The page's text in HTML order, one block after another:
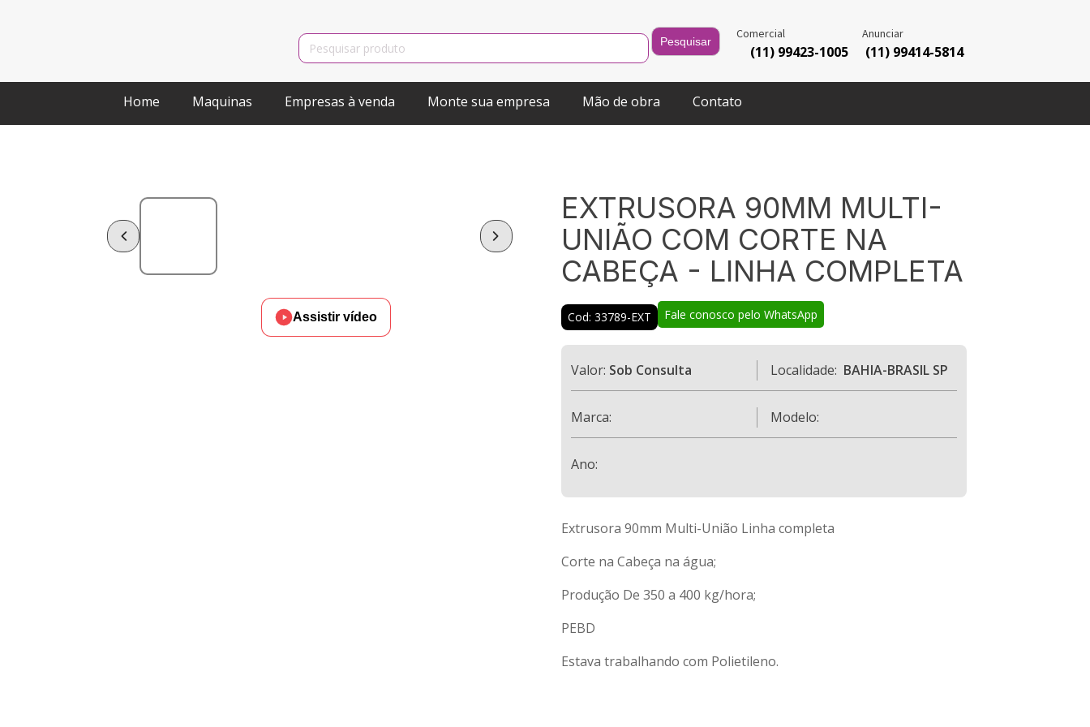
Search
for:
Comercial
(11) 99423-1005
Anunciar
(11) 99414-5814
Home Maquinas Empresas à venda Monte sua empresa Mão de obra Contato
Assistir vídeo
EXTRUSORA 90MM MULTI-
UNIÃO COM CORTE NA
CABEÇA - LINHA COMPLETA
Cod: 33789-EXT Fale conosco pelo WhatsApp
Valor: Sob Consulta Localidade: BAHIA-BRASIL SP
Marca: Modelo:
Ano:
Extrusora 90mm Multi-União Linha completa
Corte na Cabeça na água;
Produção De 350 a 400 kg/hora;
PEBD
Estava trabalhando com Polietileno.